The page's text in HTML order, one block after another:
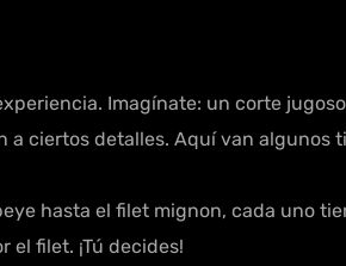
Imagínate: un corte
ciertos detalles. Aquí van algunos
hasta el filet mignon, cada uno
el filet. ¡Tú decides!